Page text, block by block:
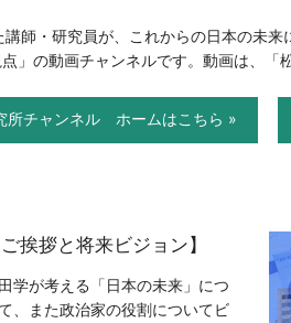
師・研究員が、これからの日本の未
」の動画チャンネルです。動画は、「
所チャンネル ホームはこちら »
ご挨拶と将来ビジョン】
学が考える「日本の未来」につ
、また政治家の役割についてビ